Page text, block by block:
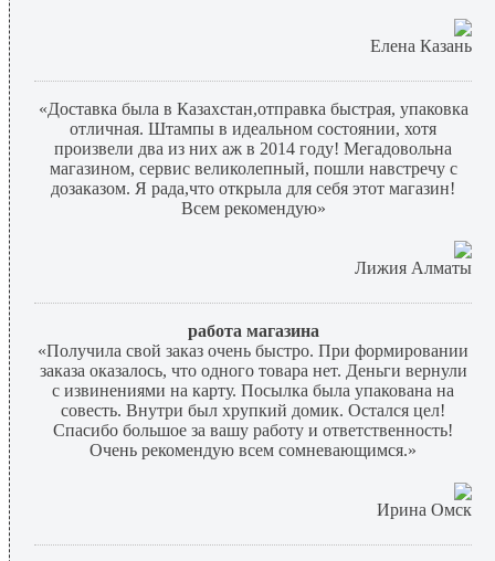
Елена Казань
«Доставка была в Казахстан,отправка быстрая, упаковка
отличная. Штампы в идеальном состоянии, хотя
произвели два из них аж в 2014 году! Мегадовольна
магазином, сервис великолепный, пошли навстречу с
дозаказом. Я рада,что открыла для себя этот магазин!
Всем рекомендую»
Лижия Алматы
работа магазина
«Получила свой заказ очень быстро. При формировании
заказа оказалось, что одного товара нет. Деньги вернули
с извинениями на карту. Посылка была упакована на
совесть. Внутри был хрупкий домик. Остался цел!
Спасибо большое за вашу работу и ответственность!
Очень рекомендую всем сомневающимся.»
Ирина Омск